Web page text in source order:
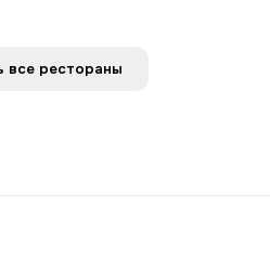
Показать все рестораны